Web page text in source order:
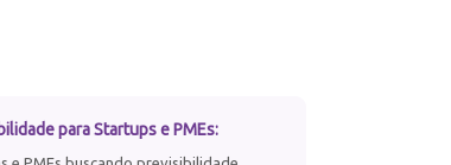
para Startups e PMEs: